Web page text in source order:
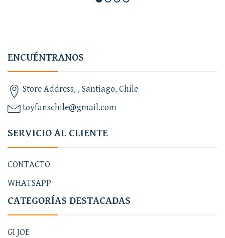
ENCUÉNTRANOS
Store Address, , Santiago, Chile
toyfanschile@gmail.com
SERVICIO AL CLIENTE
CONTACTO
WHATSAPP
CATEGORÍAS DESTACADAS
GI JOE